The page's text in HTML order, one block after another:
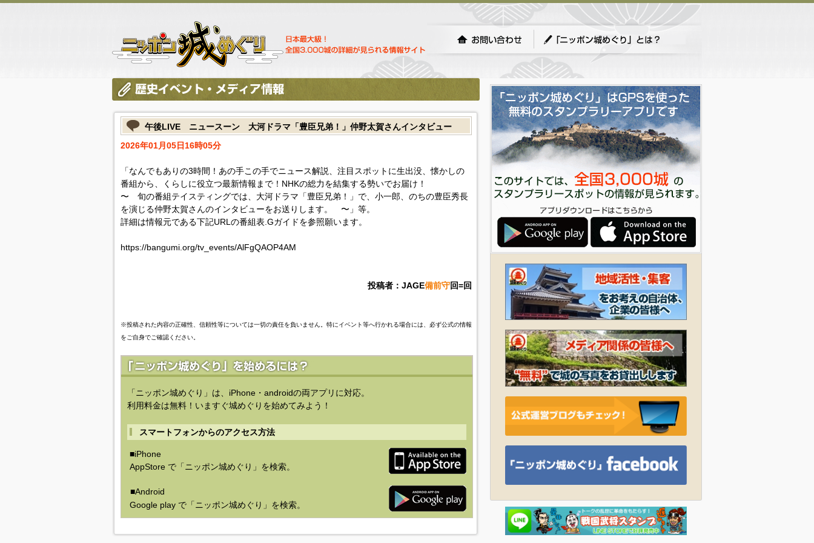
午後LIVE ニュースーン 大河ドラマ「豊臣兄弟！」仲野太賀さんインタビュー
2026年01月05日16時05分
「なんでもありの3時間！あの手この手でニュース解説、注目スポットに生出没、懐かしの
番組から、くらしに役立つ最新情報まで！NHKの総力を結集する勢いでお届け！
〜 旬の番組テイスティングでは、大河ドラマ「豊臣兄弟！」で、小一郎、のちの豊臣秀長
を演じる仲野太賀さんのインタビューをお送りします。 〜」等。
詳細は情報元である下記URLの番組表.Gガイドを参照願います。
https://bangumi.org/tv_events/AlFgQAOP4AM
投稿者：JAGE備前守回=回
※投稿された内容の正確性、信頼性等については一切の責任を負いません。特にイベント等へ行かれる場合には、必ず公式の情報
をご自身でご確認ください。
「ニッポン城めぐり」は、iPhone・androidの両アプリに対応。
利用料金は無料！いますぐ城めぐりを始めてみよう！
スマートフォンからのアクセス方法
■iPhone
AppStore で「ニッポン城めぐり」を検索。
■Android
Google play で「ニッポン城めぐり」を検索。